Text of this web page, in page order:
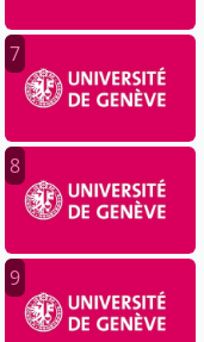
7
8
9